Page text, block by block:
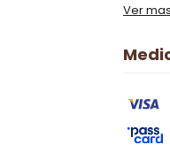
Ver mas